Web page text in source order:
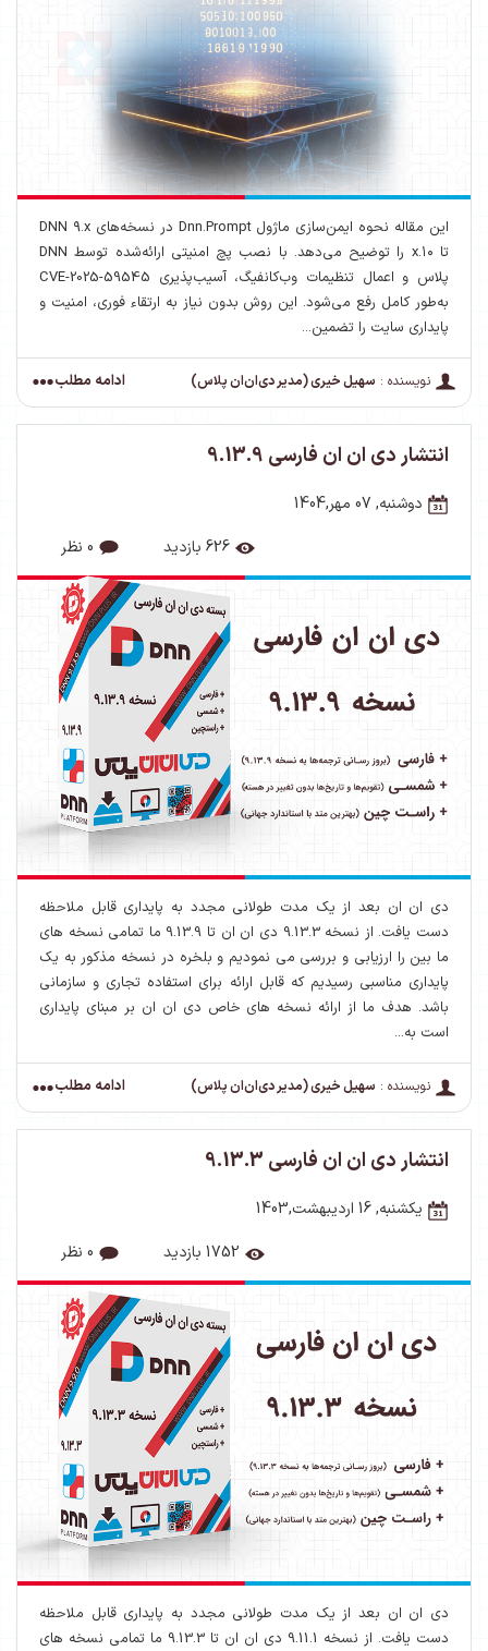
این مقاله نحوه ایمن‌سازی ماژول Dnn.Prompt در نسخه‌های DNN ۹.x
تا ۱۰.x را توضیح می‌دهد. با نصب پچ امنیتی ارائه‌شده توسط DNN
پلاس و اعمال تنظیمات وب‌کانفیگ، آسیب‌پذیری CVE-2025-59545
به‌طور کامل رفع می‌شود. این روش بدون نیاز به ارتقاء فوری، امنیت و
پایداری سایت را تضمین...
نویسنده : سهیل خیری (مدیر دی‌ان‌ان پلاس) ادامه مطلب
انتشار دی ان ان فارسی 9.13.9
دوشنبه, 07 مهر,1404
دی ان ان بعد از یک مدت طولانی مجدد به پایداری قابل ملاحظه
دست یافت. از نسخه 9.13.3 دی ان ان تا 9.13.9 ما تمامی نسخه های
ما بین را ارزیابی و بررسی می نمودیم و بلخره در نسخه مذکور به یک
پایداری مناسبی رسیدیم که قابل ارائه برای استفاده تجاری و سازمانی
باشد. هدف ما از ارائه نسخه های خاص دی ان ان بر مبنای پایداری
است به...
نویسنده : سهیل خیری (مدیر دی‌ان‌ان پلاس) ادامه مطلب
انتشار دی ان ان فارسی 9.13.3
یکشنبه, 16 اردیبهشت,1403
دی ان ان بعد از یک مدت طولانی مجدد به پایداری قابل ملاحظه
دست یافت. از نسخه 9.11.1 دی ان ان تا 9.13.3 ما تمامی نسخه های